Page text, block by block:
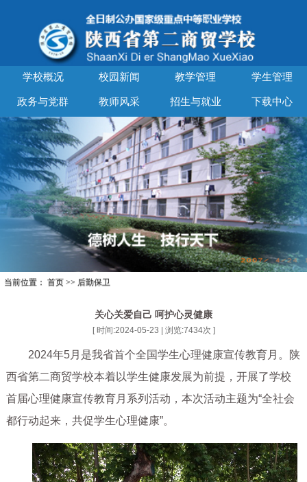
学校概况 校园新闻 教学管理 学生管理
政务与党群 教师风采 招生与就业 下载中心
当前位置： 首页 >> 后勤保卫
关心关爱自己 呵护心灵健康
[ 时间:2024-05-23 | 浏览:7434次 ]
2024年5月是我省首个全国学生心理健康宣传教育月。陕
西省第二商贸学校本着以学生健康发展为前提，开展了学校
首届心理健康宣传教育月系列活动，本次活动主题为“全社会
都行动起来，共促学生心理健康”。